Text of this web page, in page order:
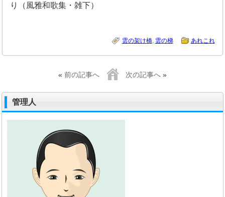
り（風雅和歌集・雑下）
雲の架け橋, 雲の梯 あれこれ
« 前の記事へ 次の記事へ »
管理人